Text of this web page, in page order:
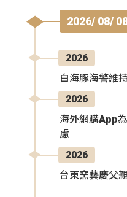
2026/ 08/
2026
白海豚海警維
2026
海外網購App
慮
2026
台東窯藝慶父